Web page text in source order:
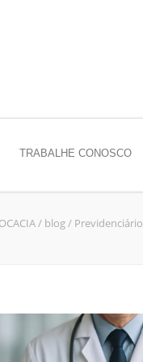
TRABALHE CONOSCO
/ blog/ Previdenciário